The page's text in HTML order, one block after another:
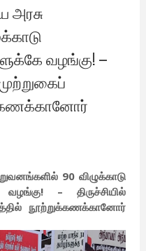
அரசு
வழங்கு! –
90 விழுக்காடு
– திருச்சியில்
நூற்றுக்கணக்கானோர்